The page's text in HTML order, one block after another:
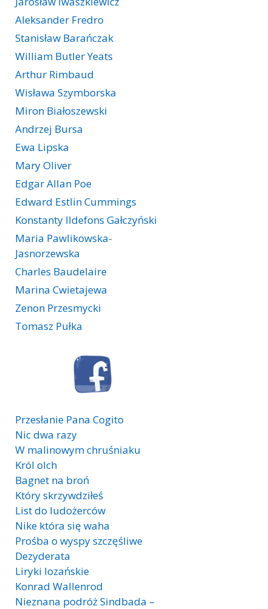
Aleksander Fredro
Stanisław Barańczak
William Butler Yeats
Arthur Rimbaud
Wisława Szymborska
Miron Białoszewski
Andrzej Bursa
Ewa Lipska
Mary Oliver
Edgar Allan Poe
Edward Estlin Cummings
Konstanty Ildefons Gałczyński
Maria Pawlikowska-
Jasnorzewska
Charles Baudelaire
Marina Cwietajewa
Zenon Przesmycki
Tomasz Pułka
Przesłanie Pana Cogito
Nic dwa razy
W malinowym chruśniaku
Król olch
Bagnet na broń
Który skrzywdziłeś
List do ludożerców
Nike która się waha
Prośba o wyspy szczęśliwe
Dezyderata
Liryki lozańskie
Konrad Wallenrod
Nieznana podróż Sindbada –